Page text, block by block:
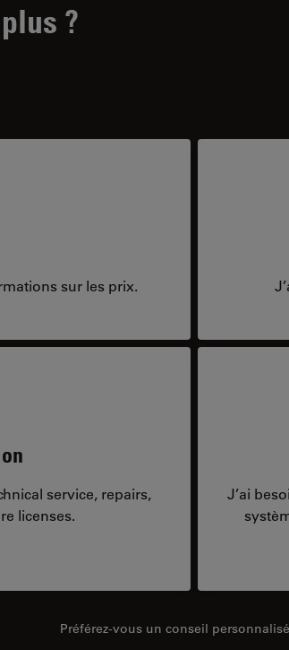
?
sur les prix.
service, repairs,
licenses.
J’ai
Préférez-vous un conseil